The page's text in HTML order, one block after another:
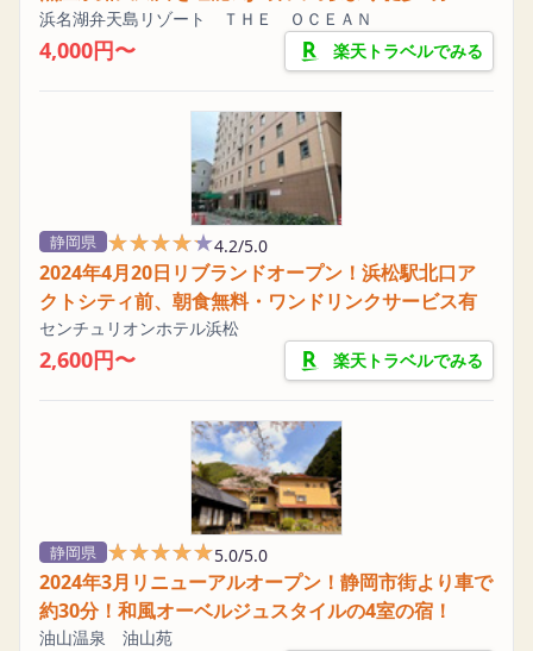
浜名湖弁天島リゾート ＴＨＥ ＯＣＥＡＮ
4,000円〜 楽天トラベルでみる
静岡県 ★★★★★
★★★★★4.2/5.0
2024年4月20日リブランドオープン！浜松駅北口ア
クトシティ前、朝食無料・ワンドリンクサービス有
センチュリオンホテル浜松
2,600円〜 楽天トラベルでみる
静岡県 ★★★★★
★★★★★5.0/5.0
2024年3月リニューアルオープン！静岡市街より車で
約30分！和風オーベルジュスタイルの4室の宿！
油山温泉 油山苑